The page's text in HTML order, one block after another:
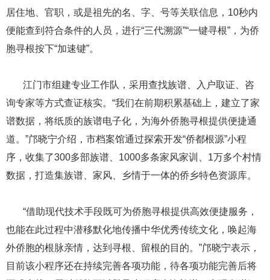
居住地、官职，或是祖先的名、字、号等关联信息，10秒内
便能查到符合条件的人员，进行“三代溯源”“一键寻根”，为侨
胞寻根按下“加速键”。
​​​​​​​ ​​​​​​​江门市组建专业工作队，采用查找族谱、入户取证、咨
询专家等方式查证核实。“我们在前期积累基础上，建立了家
谱数据，将纸质的族谱电子化，为海外侨胞寻根提供便捷通
道。”邝晓宁介绍，市档案馆通过探索开发“侨都根源”小程
序，收集了300多部族谱、1000多条家风家训、1万多个村情
数据，打造集族谱、家风、乡情于一体的侨乡特色资源库。
​​​​​​​ ​​​​​​​“借助现代技术手段既可为侨胞寻根提供高效便捷服务，
也能在此过程中潜移默化地传播中华优秀传统文化，唤起海
外侨胞的根脉亲情，达到寻根、留根的目的。”邝晓宁表示，
目前该小程序还在持续完善各项功能，待各项功能完善后将